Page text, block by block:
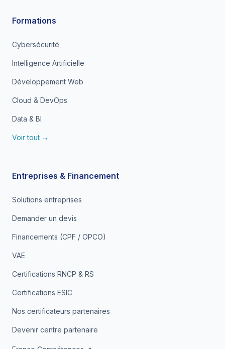
Formations
Cybersécurité
Intelligence Artificielle
Développement Web
Cloud & DevOps
Data & BI
Voir tout →
Entreprises & Financement
Solutions entreprises
Demander un devis
Financements (CPF / OPCO)
VAE
Certifications RNCP & RS
Certifications ESIC
Nos certificateurs partenaires
Devenir centre partenaire